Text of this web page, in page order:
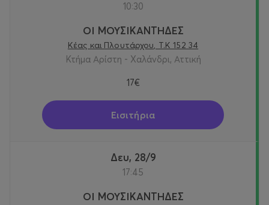
10:30
ΟΙ ΜΟΥΣΙΚΑΝΤΗΔΕΣ
Κέας και Πλουτάρχου, Τ.Κ 152 34
Κτήμα Αρίστη - Χαλάνδρι, Αττική
17€
Εισιτήρια
Δευ, 28/9
17:45
ΟΙ ΜΟΥΣΙΚΑΝΤΗΔΕΣ